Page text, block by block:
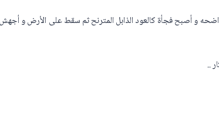
و أصبح فجأة كالعود الذابل المترنح ثم سقط على الأرض و
..